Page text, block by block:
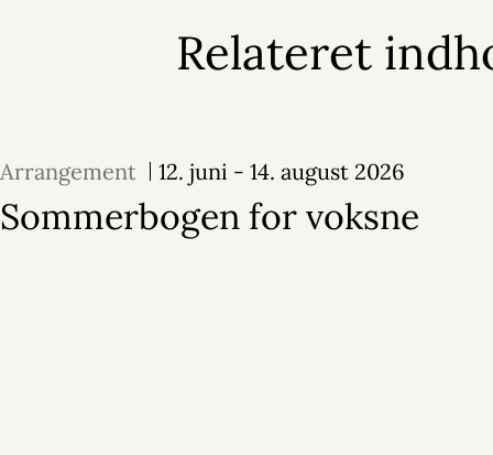
Relateret
Arrangement 12. juni - 14. august 2026
Sommerbogen for voksne